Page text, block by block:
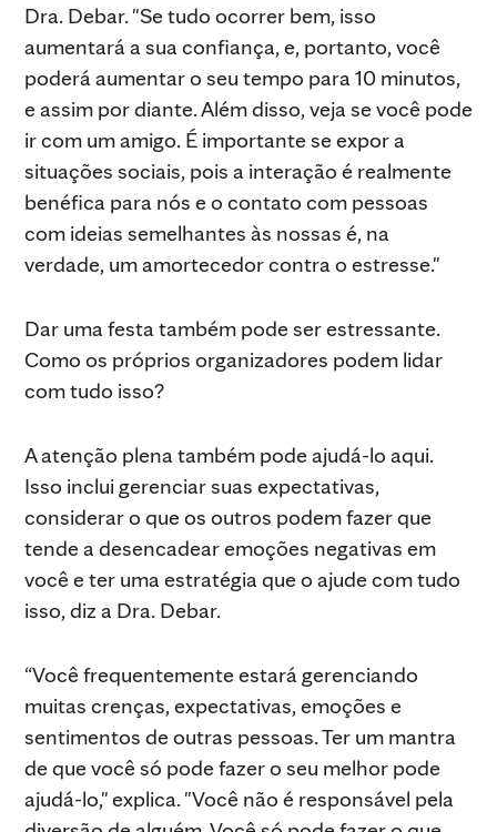
Dra. Debar. "Se tudo ocorrer bem, isso
aumentará a sua confiança, e, portanto, você
poderá aumentar o seu tempo para 10 minutos,
e assim por diante. Além disso, veja se você pode
ir com um amigo. É importante se expor a
situações sociais, pois a interação é realmente
benéfica para nós e o contato com pessoas
com ideias semelhantes às nossas é, na
verdade, um amortecedor contra o estresse."
Dar uma festa também pode ser estressante.
Como os próprios organizadores podem lidar
com tudo isso?
A atenção plena também pode ajudá-lo aqui.
Isso inclui gerenciar suas expectativas,
considerar o que os outros podem fazer que
tende a desencadear emoções negativas em
você e ter uma estratégia que o ajude com tudo
isso, diz a Dra. Debar.
“Você frequentemente estará gerenciando
muitas crenças, expectativas, emoções e
sentimentos de outras pessoas. Ter um mantra
de que você só pode fazer o seu melhor pode
ajudá-lo," explica. "Você não é responsável pela